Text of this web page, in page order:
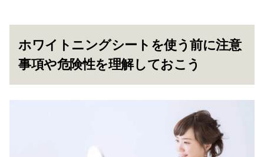
ホワイトニングシートを使う前に注意
事項や危険性を理解しておこう